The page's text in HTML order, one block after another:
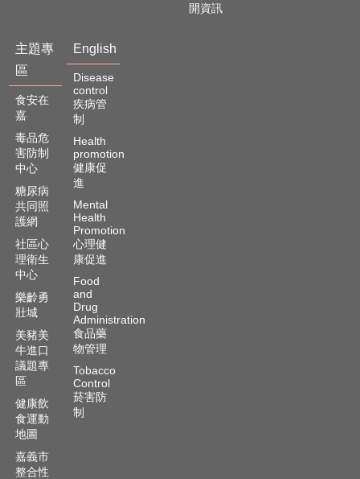
開資訊
主題專
區
食安在
嘉
毒品危
害防制
中心
糖尿病
共同照
護網
社區心
理衛生
中心
樂齡勇
壯城
美豬美
牛進口
議題專
區
健康飲
食運動
地圖
嘉義市
整合性
English
Disease
control
疾病管
制
Health
promotion
健康促
進
Mental
Health
Promotion
心理健
康促進
Food
and
Drug
Administration
食品藥
物管理
Tobacco
Control
菸害防
制